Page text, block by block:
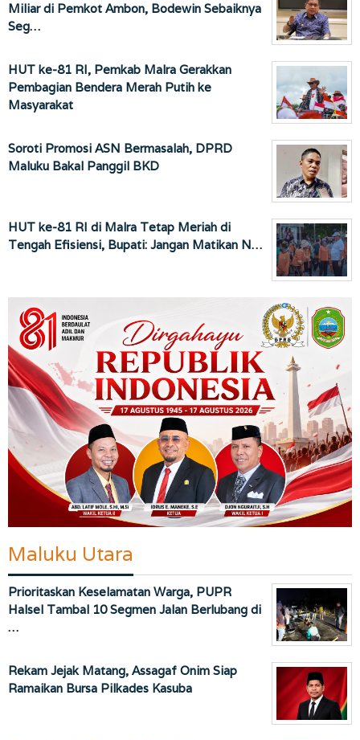
Miliar di Pemkot Ambon, Bodewin Sebaiknya
Seg…
HUT ke-81 RI, Pemkab Malra Gerakkan
Pembagian Bendera Merah Putih ke
Masyarakat
Soroti Promosi ASN Bermasalah, DPRD
Maluku Bakal Panggil BKD
HUT ke-81 RI di Malra Tetap Meriah di
Tengah Efisiensi, Bupati: Jangan Matikan N…
Maluku Utara
Prioritaskan Keselamatan Warga, PUPR
Halsel Tambal 10 Segmen Jalan Berlubang di
…
Rekam Jejak Matang, Assagaf Onim Siap
Ramaikan Bursa Pilkades Kasuba